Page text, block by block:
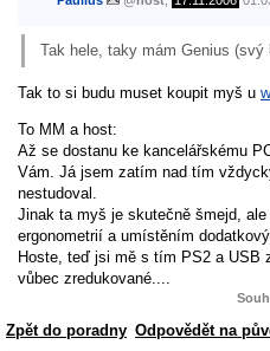
Tak hele, taky mám Genius
Tak to si budu muset koupit myš u
To MM a host:
Až se dostanu ke kancelářskému
Vám. Já jsem zatím nad tím
nestudoval.
Jinak ta myš je skutečně šmejd,
ergonometrií a umístěním
Hoste, teď jsi mě s tím PS2 a USB
vůbec zredukované....
Zpět do poradny Odpovědět na